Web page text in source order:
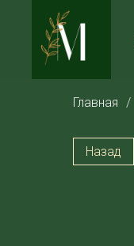
Главная /
Назад